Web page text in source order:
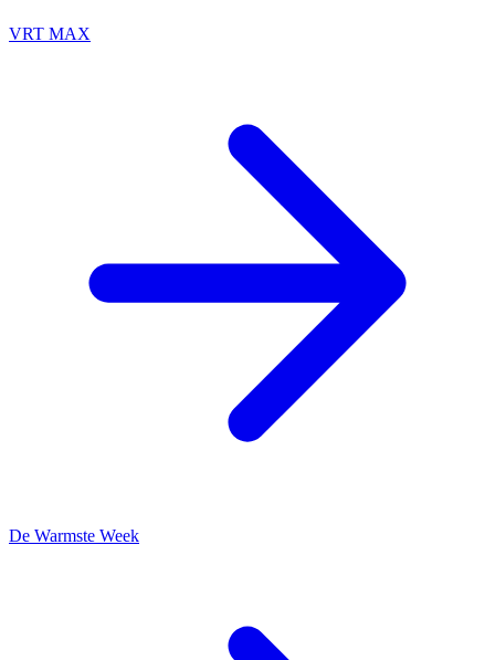
VRT MAX
De Warmste Week